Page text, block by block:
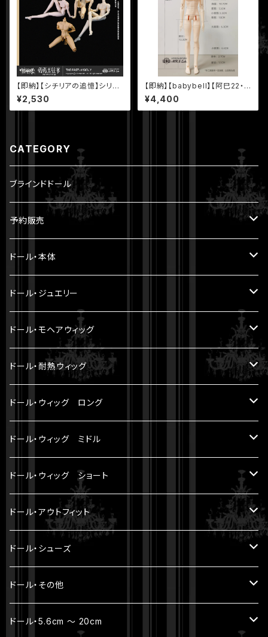
【即納】【シチリアの追憶】シリー
ズ MJD ボディ【悸動瞬息】
¥2,530
【即納】【babybell】【阿巳22・
普通ver.】22.0cm BJD 球体関
節人形 ボディ
¥4,400
CATEGORY
ブラインドドール
予約販売
5.6cm ～ 20cm
22cm ～
30cm ～ 1/5BJD
33cm ～ 1/4BJD
60cm ～ 1/3BJD
70cm ～
アウトフィット
ドール・本体
ヘッド
ボディ
パーツ
セット
ドール・ジュエリー
Miroir DOLL PEARL JEWELRY
LA PERLE
LE FRANGE
SOLEIL ET LUNE
ドール・モヘアウィッグ
8-9 inch（ SD小顔サイズ ）
7-8 inch
6-7 inch
5-6 inch（ YMY10cmサイズ ）
ドール・耐熱ウィッグ
8-9 inch（ SD小顔サイズ ）
5 inch（ YMY10cmサイズ ）
7-8 inch （ SDM等サイズ ）
ドール・ウィッグ ロング
モヘアウィッグ
耐熱ウィッグ
ドール・ウィッグ ミドル
モヘアウィッグ
ドール・ウィッグ ショート
モヘアウィッグ
耐熱ウィッグ
ドール・アウトフィット
トップス
ボトムス
アウター
ドール・シューズ
YmY / UF doll / オビツ11 / ねんどーる
SD16 / SDGr女の子・ハイヒール
ドール・その他
帽子 / バッグ
ドール・5.6cm ～ 20cm